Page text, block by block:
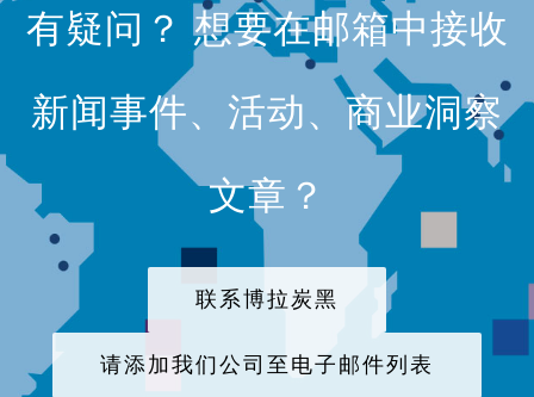
有疑问？ 想要在邮箱中接收
新闻事件、活动、商业洞察
文章？
联系博拉炭黑
请添加我们公司至电子邮件列表